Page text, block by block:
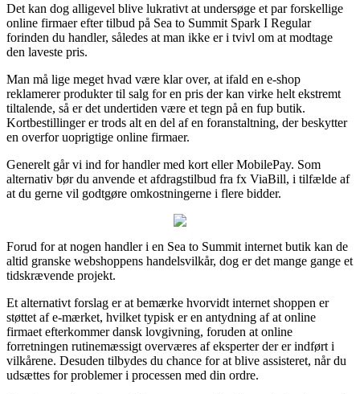
Det kan dog alligevel blive lukrativt at undersøge et par forskellige
online firmaer efter tilbud på Sea to Summit Spark I Regular
forinden du handler, således at man ikke er i tvivl om at modtage
den laveste pris.
Man må lige meget hvad være klar over, at ifald en e-shop
reklamerer produkter til salg for en pris der kan virke helt ekstremt
tiltalende, så er det undertiden være et tegn på en fup butik.
Kortbestillinger er trods alt en del af en foranstaltning, der beskytter
en overfor uoprigtige online firmaer.
Generelt går vi ind for handler med kort eller MobilePay. Som
alternativ bør du anvende et afdragstilbud fra fx ViaBill, i tilfælde af
at du gerne vil godtgøre omkostningerne i flere bidder.
Forud for at nogen handler i en Sea to Summit internet butik kan de
altid granske webshoppens handelsvilkår, dog er det mange gange et
tidskrævende projekt.
Et alternativt forslag er at bemærke hvorvidt internet shoppen er
støttet af e-mærket, hvilket typisk er en antydning af at online
firmaet efterkommer dansk lovgivning, foruden at online
forretningen rutinemæssigt overværes af eksperter der er indført i
vilkårene. Desuden tilbydes du chance for at blive assisteret, når du
udsættes for problemer i processen med din ordre.